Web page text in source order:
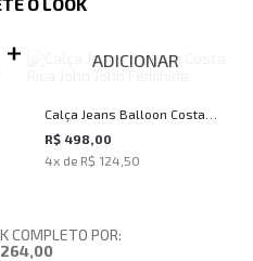
M G
ADICIONAR
Calça Jeans Balloon Costa
Rica John John Feminina
R$ 498,00
4x de R$ 124,50
COMPLETO POR: